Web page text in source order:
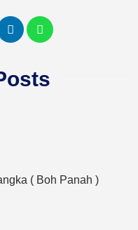
( Boh Panah )